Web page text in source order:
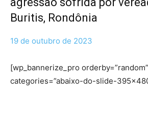
Buritis, Rondônia
19 de outubro de 2023
[wp_bannerize_pro
categories=”abaixo-do-slide-